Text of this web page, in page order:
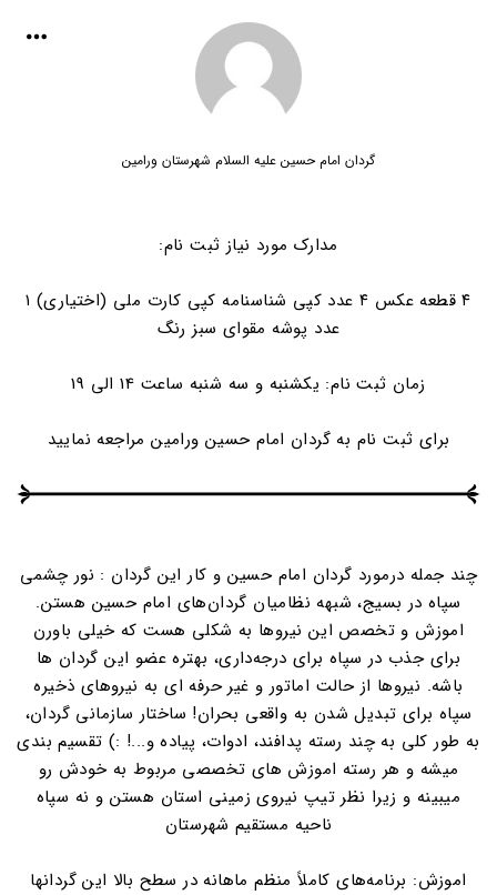
گردان امام حسین علیه السلام شهرستان ورامین
مدارک مورد نیاز ثبت نام:
۴ قطعه عکس ۴ عدد کپی شناسنامه کپی کارت ملی (اختیاری) ۱
عدد پوشه مقوای سبز رنگ
زمان ثبت نام: یکشنبه و سه شنبه ساعت 14 الی 19
برای ثبت نام به گردان امام حسین ورامین مراجعه نمایید
چند جمله درمورد گردان امام حسین و کار این گردان : نور چشمی
سپاه در بسیج، شبهه نظامیان گردان‌های امام حسین هستن.
اموزش و تخصص این نیروها به شکلی هست که خیلی باورن
برای جذب در سپاه برای درجه‌داری، بهتره عضو این گردان ها
باشه. نیروها از حالت اماتور و غیر حرفه ای به نیروهای ذخیره
سپاه برای تبدیل شدن به واقعی بحران! ساختار سازمانی گردان،
به طور کلی به چند رسته پدافند، ادوات، پیاده و...! :) تقسیم بندی
میشه و هر رسته اموزش های تخصصی مربوط به خودش رو
میبینه و زیرا نظر تیپ نیروی زمینی استان هستن و نه سپاه
ناحیه مستقیم شهرستان
اموزش: برنامه‌های کاملاً منظم ماهانه در سطح بالا این گردانها